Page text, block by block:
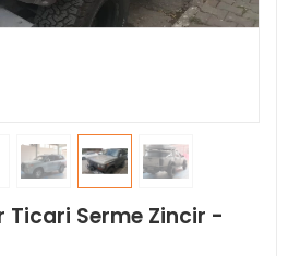
Ticari Serme Zincir -